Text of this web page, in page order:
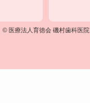
©医療法人育徳会 磯村歯科医院